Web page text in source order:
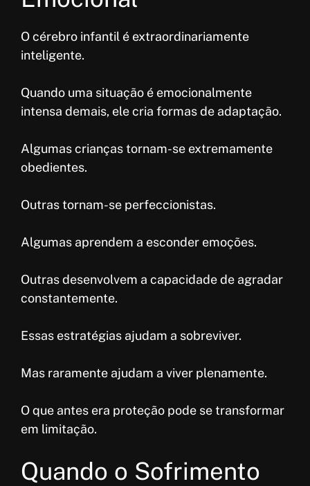
O cérebro infantil é extraordinariamente
inteligente.
Quando uma situação é emocionalmente
intensa demais, ele cria formas de adaptação.
Algumas crianças tornam-se extremamente
obedientes.
Outras tornam-se perfeccionistas.
Algumas aprendem a esconder emoções.
Outras desenvolvem a capacidade de agradar
constantemente.
Essas estratégias ajudam a sobreviver.
Mas raramente ajudam a viver plenamente.
O que antes era proteção pode se transformar
em limitação.
Quando o Sofrimento